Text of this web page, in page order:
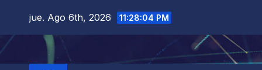
contenido
jue. Ago 6th, 2026 11:28:05 PM